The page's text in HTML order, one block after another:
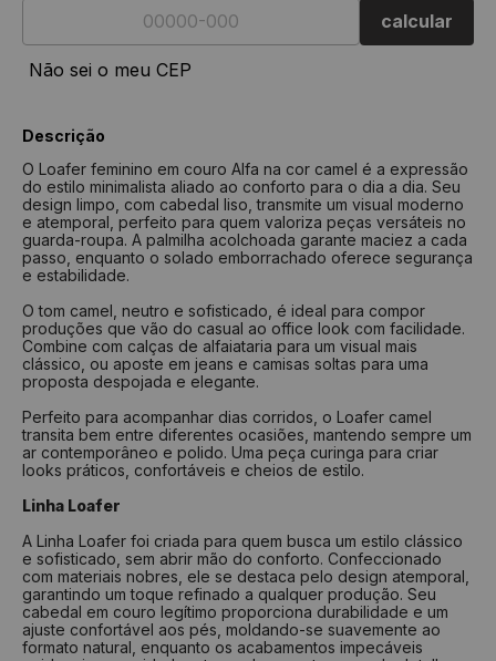
calcular
Não sei o meu CEP
Descrição
O Loafer feminino em couro Alfa na cor camel é a expressão
do estilo minimalista aliado ao conforto para o dia a dia. Seu
design limpo, com cabedal liso, transmite um visual moderno
e atemporal, perfeito para quem valoriza peças versáteis no
guarda-roupa. A palmilha acolchoada garante maciez a cada
passo, enquanto o solado emborrachado oferece segurança
e estabilidade.
O tom camel, neutro e sofisticado, é ideal para compor
produções que vão do casual ao office look com facilidade.
Combine com calças de alfaiataria para um visual mais
clássico, ou aposte em jeans e camisas soltas para uma
proposta despojada e elegante.
Perfeito para acompanhar dias corridos, o Loafer camel
transita bem entre diferentes ocasiões, mantendo sempre um
ar contemporâneo e polido. Uma peça curinga para criar
looks práticos, confortáveis e cheios de estilo.
Linha Loafer
A Linha Loafer foi criada para quem busca um estilo clássico
e sofisticado, sem abrir mão do conforto. Confeccionado
com materiais nobres, ele se destaca pelo design atemporal,
garantindo um toque refinado a qualquer produção. Seu
cabedal em couro legítimo proporciona durabilidade e um
ajuste confortável aos pés, moldando-se suavemente ao
formato natural, enquanto os acabamentos impecáveis